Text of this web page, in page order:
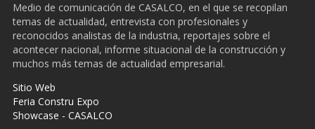
Medio de comunicación de CASALCO, en el que se recopilan
temas de actualidad, entrevista con profesionales y
reconocidos analistas de la industria, reportajes sobre el
acontecer nacional, informe situacional de la construcción y
muchos más temas de actualidad empresarial.
Sitio Web
Feria Constru Expo
Showcase - CASALCO